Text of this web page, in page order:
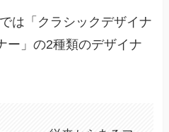
は「クラシックデザイナ
ー」の2種類のデザイナ